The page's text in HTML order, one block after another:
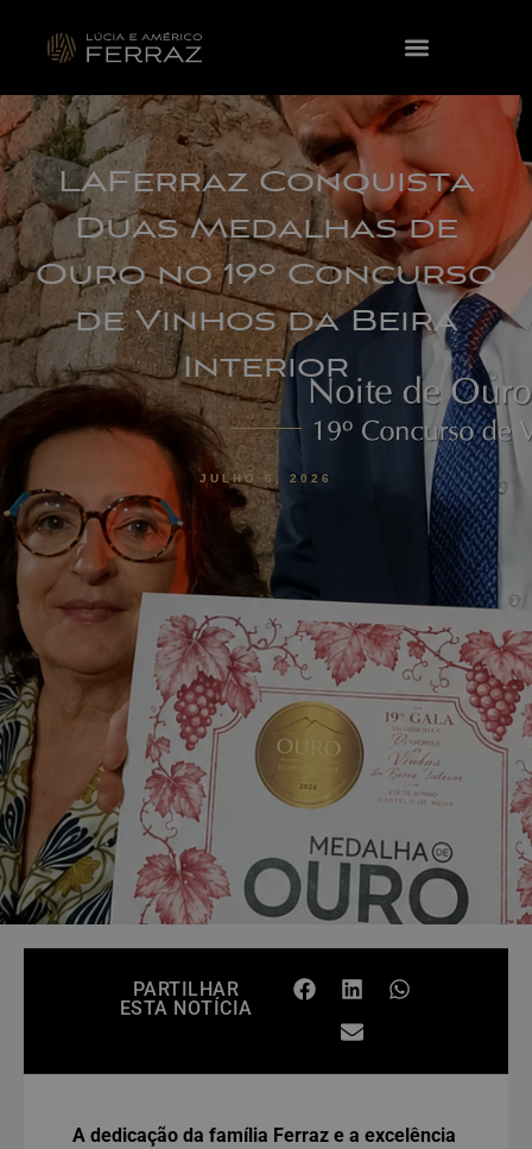
LAFerraz Conquista
Duas Medalhas de
Ouro no 19º Concurso
de Vinhos da Beira
Interior
JULHO 6, 2026
PARTILHAR
ESTA NOTÍCIA
A dedicação da família Ferraz e a excelência